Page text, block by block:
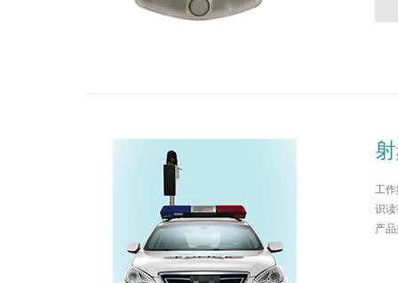
工
识读
产